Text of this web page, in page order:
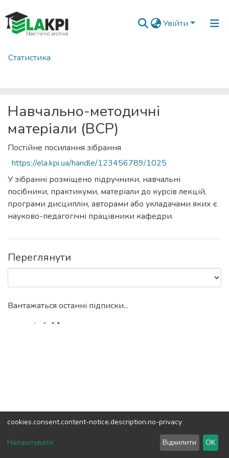
Увійти
Статистика
Головна
Навчально-методичні
матеріали (ВСР)
Постійне посилання зібрання
https://ela.kpi.ua/handle/123456789/1025
У зібранні розміщено підручники, навчальні
посібники, практикуми, матеріали до курсів лекцій,
програми дисциплін, авторами або укладачами яких є
науково-педагогічні працівники кафедри.
Переглянути
Вантажаться останні підписки...
DSpace software copyright © 2002-2026LYRASIS
Зворотній зв'язок
cookies.consent.content-notice.description.no-privacy
Налаштувати Відхилити OK